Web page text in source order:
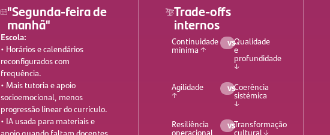
"Segunda-feira de
manhã"
Escola:
• Horários e calendários
reconfigurados com
frequência.
• Mais tutoria e apoio
socioemocional, menos
progressão linear do currículo.
• IA usada para materiais e
apoio quando faltam docentes.
Trade-offs
internos
Continuidade
mínima ↑
vsQualidade
e
profundidade
↓
Agilidade
↑
vsCoerência
sistémica
↓
Resiliência
operacional
vsTransformação
cultural ↓